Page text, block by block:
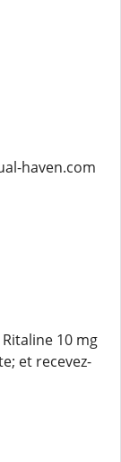
haven.com
10 mg
et recevez-